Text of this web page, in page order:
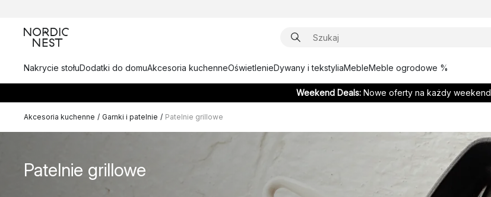
Nakrycie stołuDodatki do domuAkcesoria kuchenneOświetlenieDywany i tekstyliaMebleMeble ogrodowe %
Weekend Deals: Nowe oferty na każdy weekend
Akcesoria kuchenne / Garnki i patelnie / Patelnie grillowe
Patelnie grillowe